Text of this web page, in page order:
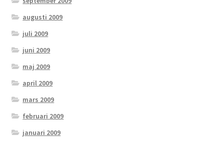
augusti 2009
juli 2009
juni 2009
maj 2009
april 2009
mars 2009
februari 2009
januari 2009